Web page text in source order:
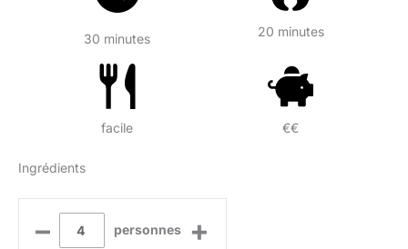
30 minutes 20 minutes
facile €€
Ingrédients
– personnes +